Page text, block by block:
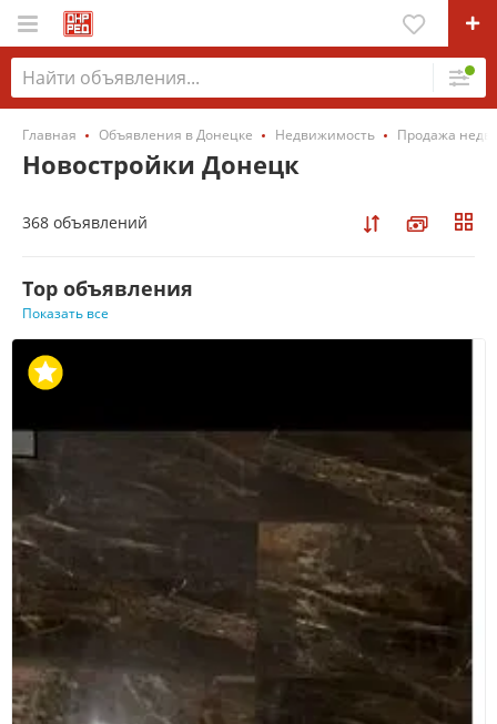
Главная Объявления в Донецке Недвижимость Продажа
Новостройки Донецк
368 объявлений
Top объявления
Показать все